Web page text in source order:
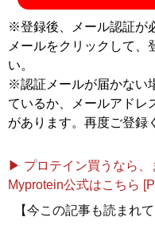
『
※登録後、メール認証が
メールをクリックして、
い。
※認証メールが届かない
ているか、メールアドレ
があります。再度ご登録
▶ プロテイン買うなら、
Myprotein公式はこちら
【今この記事も読まれて